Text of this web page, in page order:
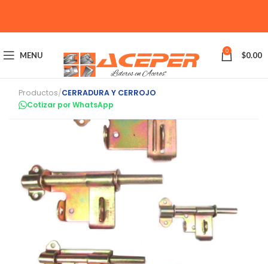
MENU 0 $0.00
Productos/CERRADURA Y CERROJO
Cotizar por WhatsApp